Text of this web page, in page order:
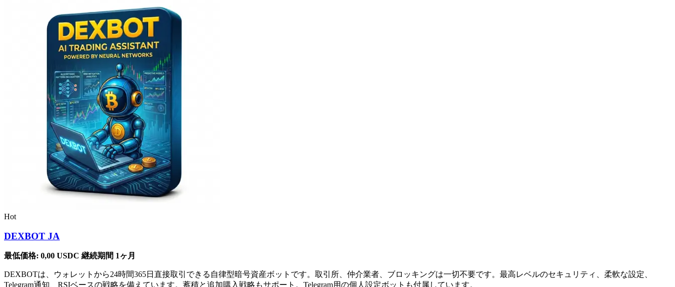
Hot
DEXBOT JA
最低価格: 0,00 USDC 継続期間 1ヶ月
DEXBOTは、ウォレットから24時間365日直接取引できる自律型暗号資産ボットです。取引所、仲介業者、ブロッキングは一切不要です。最高レベルのセキュリティ、柔軟な設定、
Telegram通知、RSIベースの戦略を備えています。蓄積と追加購入戦略もサポート。Telegram用の個人設定ボットも付属しています。